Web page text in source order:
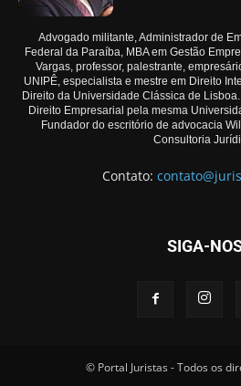
Advogado militante, Administrador de
Federal da Paraíba, MBA em Gestão
Vargas, professor, palestrante,
UNIPÊ, especialista e mestre em Direito
Direito da Universidade Clássica de
Direito Empresarial pela mesma
Fundador do escritório de advocacia
Consultoria
Contato:
SIGA-
© Portal Juristas - Todos os